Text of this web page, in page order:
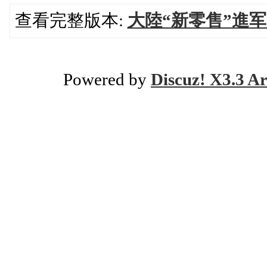
查看完整版本: 大陸“新零售”進
Powered by Discuz! X3.3